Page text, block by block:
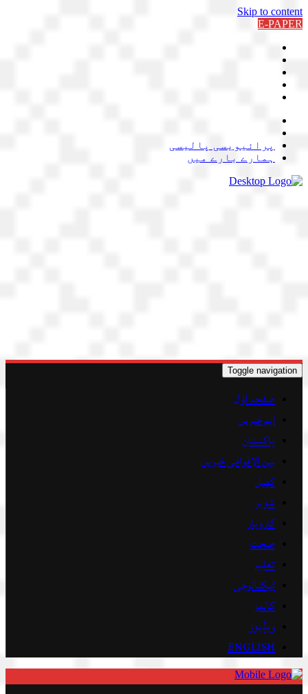
Skip to content
E-PAPER
پرائیویسی پالیسی
ہمارے بارے میں
Toggle navigation
صفحہ اوّل
اہم خبریں
پاکستان
بین الاقوامی خبریں
کھیل
شوبز
کاروبار
صحت
تعلیم
ٹیکنالوجی
کالمز
ویڈیوز
ENGLISH